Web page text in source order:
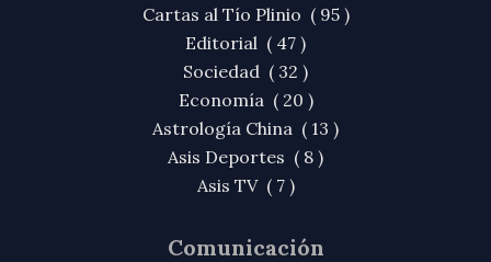
Cartas al Tío Plinio ( 95 )
Editorial ( 47 )
Sociedad ( 32 )
Economía ( 20 )
Astrología China ( 13 )
Asis Deportes ( 8 )
Asis TV ( 7 )
Comunicación